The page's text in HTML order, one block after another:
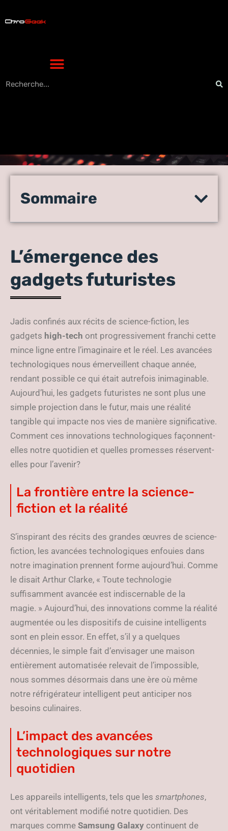
high-tech les plus
test exclusif
Sommaire
L’émergence des
gadgets futuristes
Jadis confinés aux récits de science-fiction, les
gadgets high-tech ont progressivement franchi cette
mince ligne entre l’imaginaire et le réel. Les avancées
technologiques nous émerveillent chaque année,
rendant possible ce qui était autrefois inimaginable.
Aujourd’hui, les gadgets futuristes ne sont plus une
simple projection dans le futur, mais une réalité
tangible qui impacte nos vies de manière significative.
Comment ces innovations technologiques façonnent-
elles notre quotidien et quelles promesses réservent-
elles pour l’avenir?
La frontière entre la science-
fiction et la réalité
S’inspirant des récits des grandes œuvres de science-
fiction, les avancées technologiques enfouies dans
notre imagination prennent forme aujourd’hui. Comme
le disait Arthur Clarke, « Toute technologie
suffisamment avancée est indiscernable de la
magie. » Aujourd’hui, des innovations comme la réalité
augmentée ou les dispositifs de cuisine intelligents
sont en plein essor. En effet, s’il y a quelques
décennies, le simple fait d’envisager une maison
entièrement automatisée relevait de l’impossible,
nous sommes désormais dans une ère où même
notre réfrigérateur intelligent peut anticiper nos
besoins culinaires.
L’impact des avancées
technologiques sur notre
quotidien
Les appareils intelligents, tels que les smartphones,
ont véritablement modifié notre quotidien. Des
marques comme Samsung Galaxy continuent de